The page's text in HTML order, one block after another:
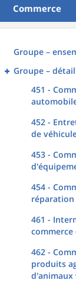
Commerce
Groupe –
Groupe –
451 -
452 -
de
453 -
454 -
461 -
commerce
462 -
produits
d'animaux